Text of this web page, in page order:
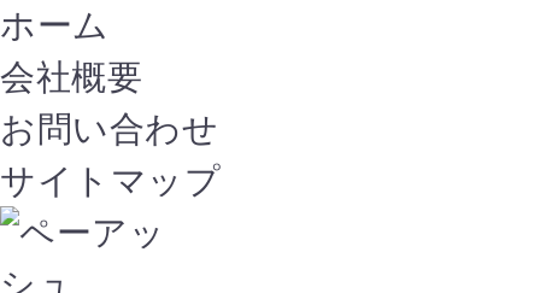
ホーム
会社概要
お問い合わせ
サイトマップ